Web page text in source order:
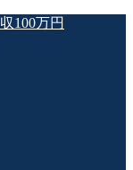
100万円